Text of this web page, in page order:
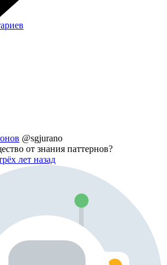
@sgjurano
от знания паттернов?
лет назад